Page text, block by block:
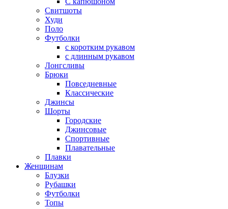
Свитшоты
Худи
Поло
Футболки
с коротким рукавом
с длинным рукавом
Лонгсливы
Брюки
Повседневные
Классические
Джинсы
Шорты
Городские
Джинсовые
Спортивные
Плавательные
Плавки
Женщинам
Блузки
Рубашки
Футболки
Топы